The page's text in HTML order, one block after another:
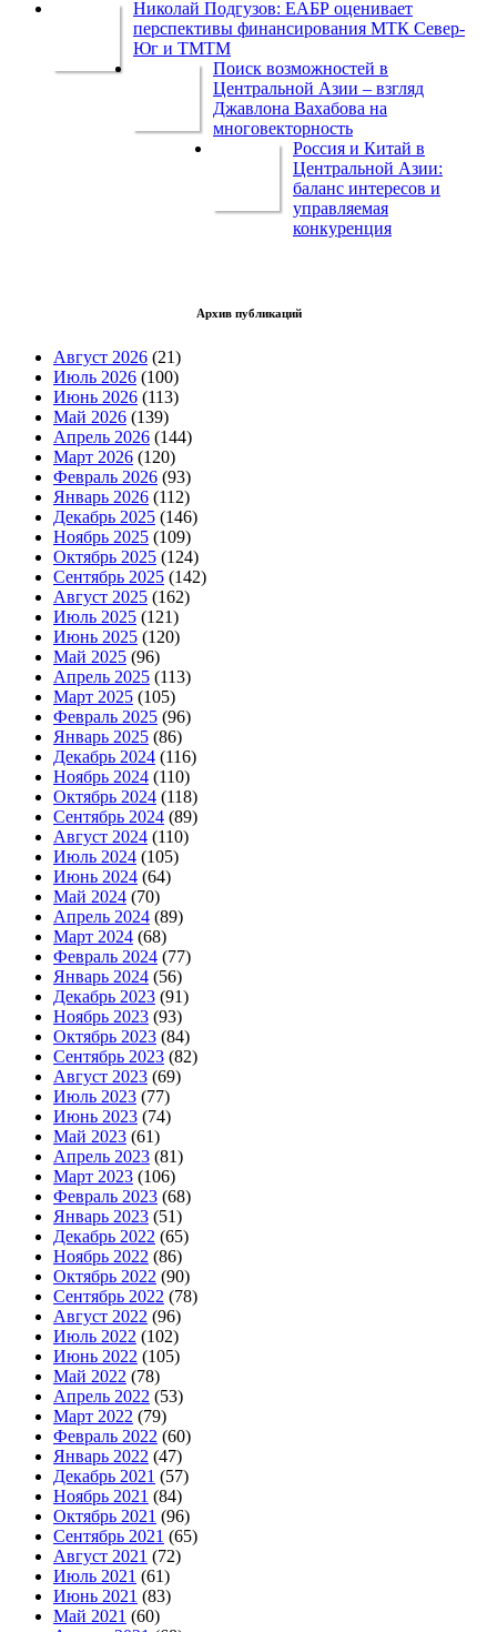
Николай Подгузов: ЕАБР оценивает
перспективы финансирования МТК Север-
Юг и ТМТМ
Поиск возможностей в
Центральной Азии – взгляд
Джавлона Вахабова на
многовекторность
Россия и Китай в
Центральной Азии:
баланс интересов и
управляемая
конкуренция
Архив публикаций
Август 2026 (21)
Июль 2026 (100)
Июнь 2026 (113)
Май 2026 (139)
Апрель 2026 (144)
Март 2026 (120)
Февраль 2026 (93)
Январь 2026 (112)
Декабрь 2025 (146)
Ноябрь 2025 (109)
Октябрь 2025 (124)
Сентябрь 2025 (142)
Август 2025 (162)
Июль 2025 (121)
Июнь 2025 (120)
Май 2025 (96)
Апрель 2025 (113)
Март 2025 (105)
Февраль 2025 (96)
Январь 2025 (86)
Декабрь 2024 (116)
Ноябрь 2024 (110)
Октябрь 2024 (118)
Сентябрь 2024 (89)
Август 2024 (110)
Июль 2024 (105)
Июнь 2024 (64)
Май 2024 (70)
Апрель 2024 (89)
Март 2024 (68)
Февраль 2024 (77)
Январь 2024 (56)
Декабрь 2023 (91)
Ноябрь 2023 (93)
Октябрь 2023 (84)
Сентябрь 2023 (82)
Август 2023 (69)
Июль 2023 (77)
Июнь 2023 (74)
Май 2023 (61)
Апрель 2023 (81)
Март 2023 (106)
Февраль 2023 (68)
Январь 2023 (51)
Декабрь 2022 (65)
Ноябрь 2022 (86)
Октябрь 2022 (90)
Сентябрь 2022 (78)
Август 2022 (96)
Июль 2022 (102)
Июнь 2022 (105)
Май 2022 (78)
Апрель 2022 (53)
Март 2022 (79)
Февраль 2022 (60)
Январь 2022 (47)
Декабрь 2021 (57)
Ноябрь 2021 (84)
Октябрь 2021 (96)
Сентябрь 2021 (65)
Август 2021 (72)
Июль 2021 (61)
Июнь 2021 (83)
Май 2021 (60)